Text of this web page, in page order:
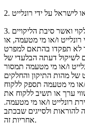
2.
3. ואשר סיבת הליקויים
רונלייט ו/או מי מטעמה, או
לא תפקדו בהתאם למפרט
לשיקול דעתה הבלעדי של
ו/או מי מטעמה תמסור
של מהות התיקון והחלקים
או מי מטעמה תספק ללקוח
ערך או תשיב ללקוח את
רונלייט ו/או מי מטעמה.
להוראות ולסייגים שבכתב
אחריות זה.